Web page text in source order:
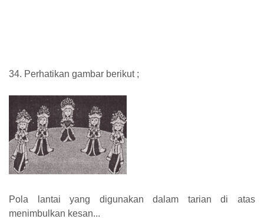
34. Perhatikan gambar berikut ;
Pola lantai yang digunakan dalam tarian di atas
menimbulkan kesan...